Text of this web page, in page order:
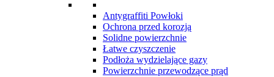
Antygraffiti Powłoki
Ochrona przed korozją
Solidne powierzchnie
Łatwe czyszczenie
Podłoża wydzielające gazy
Powierzchnie przewodzące prąd